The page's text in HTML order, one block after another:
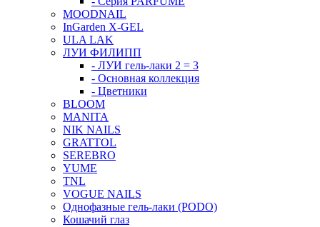
MOODNAIL
InGarden X-GEL
ULA LAK
ЛУИ ФИЛИПП
- ЛУИ гель-лаки 2 = 3
- Основная коллекция
- Цветники
BLOOM
MANITA
NIK NAILS
GRATTOL
SEREBRO
YUME
TNL
VOGUE NAILS
Однофазные гель-лаки (PODO)
Кошачий глаз